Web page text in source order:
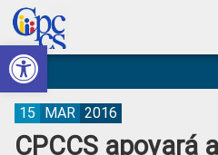
Abrir barra de herramientas
Skip
to
primary
navigation
Skip
to
main
content
Skip
to
primary
sidebar
Skip
to
footer
Consejo
de
Participación
Construyendo
Poder
Ciudadano
CPCCS apoyará
15 MAR 2016